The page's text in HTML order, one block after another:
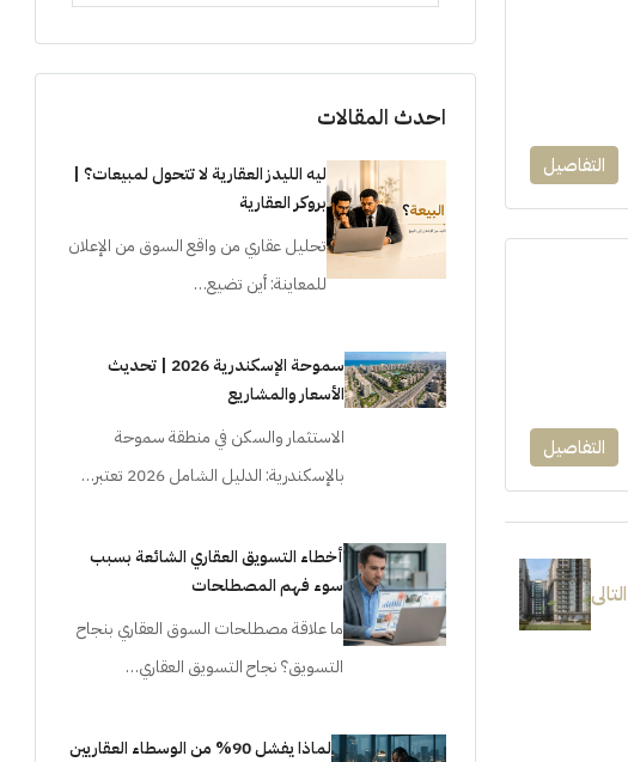
التفاصيل
التفاصيل
التالى
احدث المقالات
ليه الليدز العقارية لا تتحول لمبيعات؟ |
بروكر العقارية
تحليل عقاري من واقع السوق من الإعلان
للمعاينة: أين تضيع…
سموحة الإسكندرية 2026 | تحديث
الأسعار والمشاريع
الاستثمار والسكن في منطقة سموحة
بالإسكندرية: الدليل الشامل 2026 تعتبر…
أخطاء التسويق العقاري الشائعة بسبب
سوء فهم المصطلحات
ما علاقة مصطلحات السوق العقاري بنجاح
التسويق؟ نجاح التسويق العقاري…
لماذا يفشل 90% من الوسطاء العقاريين